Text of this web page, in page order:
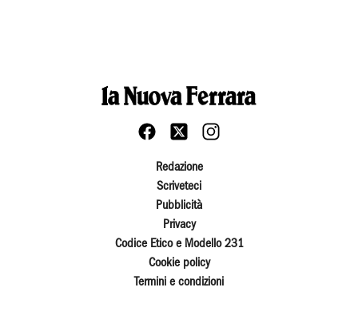
Redazione
Scriveteci
Pubblicità
Privacy
Codice Etico e Modello 231
Cookie policy
Termini e condizioni